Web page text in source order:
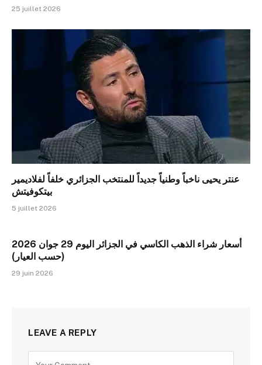
25 juillet 2026
عنتر يحيى ناخباً وطنياً جديداً للمنتخب الجزائري خلفاً لفلاديمير
بيتكوفيتش
5 juillet 2026
أسعار شراء الذهب الكاسي في الجزائر اليوم 29 جوان 2026
(حسب العيار)
29 juin 2026
LEAVE A REPLY